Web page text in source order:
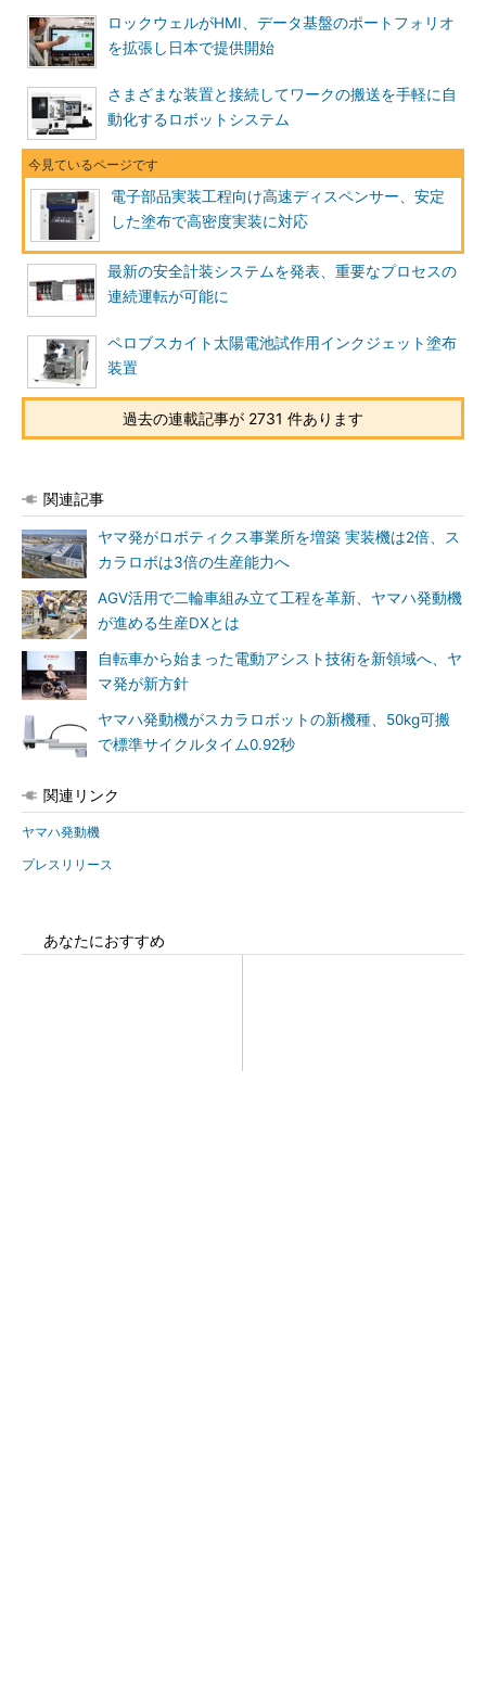
ロックウェルがHMI、データ基盤のポートフォリオ
を拡張し日本で提供開始
さまざまな装置と接続してワークの搬送を手軽に自
動化するロボットシステム
電子部品実装工程向け高速ディスペンサー、安定
した塗布で高密度実装に対応
最新の安全計装システムを発表、重要なプロセスの
連続運転が可能に
ペロブスカイト太陽電池試作用インクジェット塗布
装置
過去の連載記事が 2731 件あります
関連記事
ヤマ発がロボティクス事業所を増築 実装機は2倍、ス
カラロボは3倍の生産能力へ
AGV活用で二輪車組み立て工程を革新、ヤマハ発動機
が進める生産DXとは
自転車から始まった電動アシスト技術を新領域へ、ヤ
マ発が新方針
ヤマハ発動機がスカラロボットの新機種、50kg可搬
で標準サイクルタイム0.92秒
関連リンク
ヤマハ発動機
プレスリリース
あなたにおすすめ